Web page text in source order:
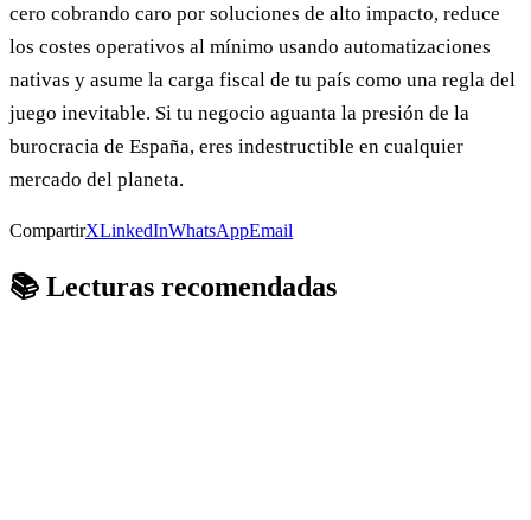
cero cobrando caro por soluciones de alto impacto, reduce
los costes operativos al mínimo usando automatizaciones
nativas y asume la carga fiscal de tu país como una regla del
juego inevitable. Si tu negocio aguanta la presión de la
burocracia de España, eres indestructible en cualquier
mercado del planeta.
CompartirXLinkedInWhatsAppEmail
📚 Lecturas recomendadas